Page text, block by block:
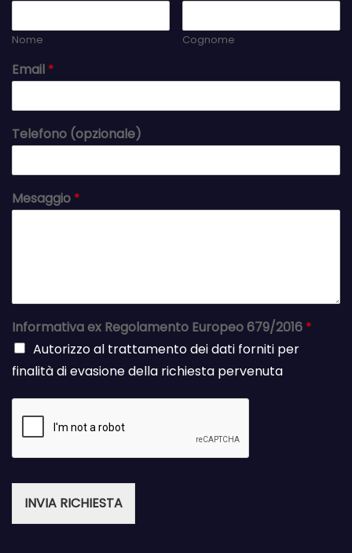
Nome Cognome
Email *
Telefono (opzionale)
Mesaggio *
Informativa ex Regolamento Europeo 679/2016 *
Autorizzo al trattamento dei dati forniti per
finalità di evasione della richiesta pervenuta
INVIA RICHIESTA